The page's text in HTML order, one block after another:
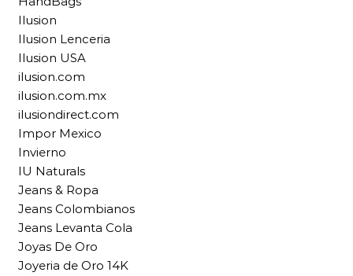
Ilusion
Ilusion Lenceria
Ilusion USA
ilusion.com
ilusion.com.mx
ilusiondirect.com
Impor Mexico
Invierno
IU Naturals
Jeans & Ropa
Jeans Colombianos
Jeans Levanta Cola
Joyas De Oro
Joyeria de Oro 14K